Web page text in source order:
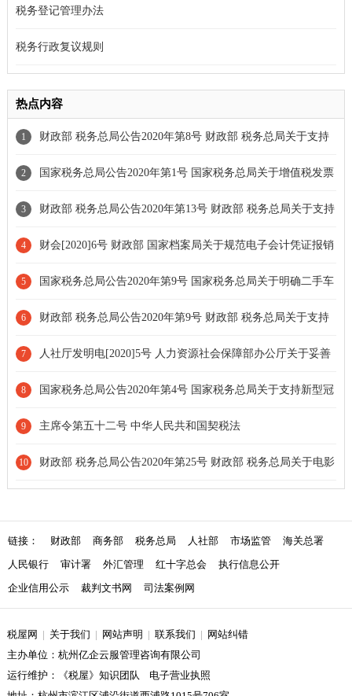
税务登记管理办法
税务行政复议规则
热点内容
1 财政部 税务总局公告2020年第8号 财政部 税务总局关于支持
新型冠状病毒感染的肺炎疫情防控有关税收政策的公告[延长期限]
2 国家税务总局公告2020年第1号 国家税务总局关于增值税发票
综合服务平台等事项的公告
3 财政部 税务总局公告2020年第13号 财政部 税务总局关于支持
个体工商户复工复业增值税政策的公告[全文失效]
4 财会[2020]6号 财政部 国家档案局关于规范电子会计凭证报销
入账归档的通知
5 国家税务总局公告2020年第9号 国家税务总局关于明确二手车
经销等若干增值税征管问题的公告
6 财政部 税务总局公告2020年第9号 财政部 税务总局关于支持
新型冠状病毒感染的肺炎疫情防控有关捐赠税收政策的公告[延长
期限]
7 人社厅发明电[2020]5号 人力资源社会保障部办公厅关于妥善
处理新型冠状病毒感染的肺炎疫情防控期间劳动关系问题的通知
8 国家税务总局公告2020年第4号 国家税务总局关于支持新型冠
状病毒感染的肺炎疫情防控有关税收征收管理事项的公告[条款废
止]
9 主席令第五十二号 中华人民共和国契税法
10 财政部 税务总局公告2020年第25号 财政部 税务总局关于电影
链接： 财政部 商务部 税务总局 人社部 市场监管
海关总署
人民银行
审计署 外汇管理 红十字总会
执行信息公开
企业信用公示
裁判文书网 司法案例网
税屋网 | 关于我们 | 网站声明 | 联系我们 | 网站纠错
主办单位：杭州亿企云服管理咨询有限公司
运行维护：《税屋》知识团队 电子营业执照